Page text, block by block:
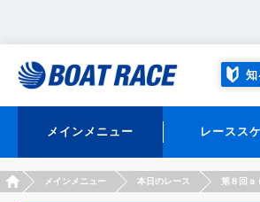
知
メインメニュー レースス
HOMEメインメニュー 本日のレース 第８回ａ